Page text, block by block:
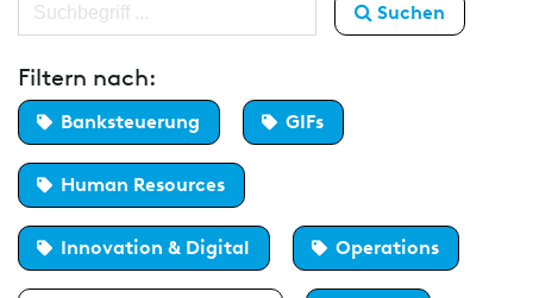
Suchen
Filtern nach:
Banksteuerung GIFs
Human Resources
Innovation & Digital Operations